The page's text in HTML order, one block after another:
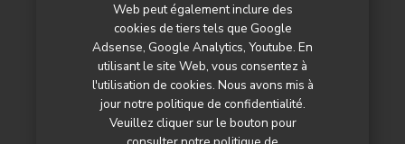
Web peut également inclure des
cookies de tiers tels que Google
Adsense, Google Analytics, Youtube. En
utilisant le site Web, vous consentez à
l'utilisation de cookies. Nous avons mis à
jour notre politique de confidentialité.
Veuillez cliquer sur le bouton pour
Nos autres titres
Qui sommes-nous ?
Contactez-nous